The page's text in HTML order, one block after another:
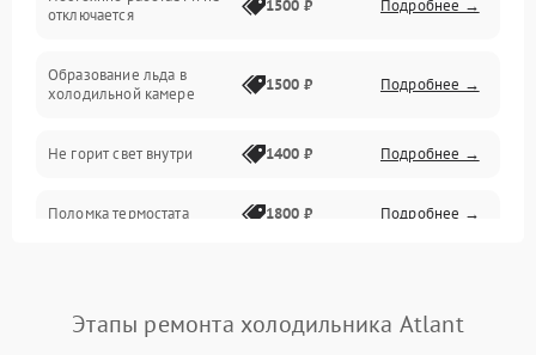
отключается
1500 ₽ Подробнее →
Образование льда в
холодильной камере
1500 ₽ Подробнее →
Не горит свет внутри 1400 ₽ Подробнее →
Поломка термостата 1800 ₽ Подробнее →
Поломка системы No Frost 2600 ₽ Подробнее →
Этапы ремонта холодильника Atlant